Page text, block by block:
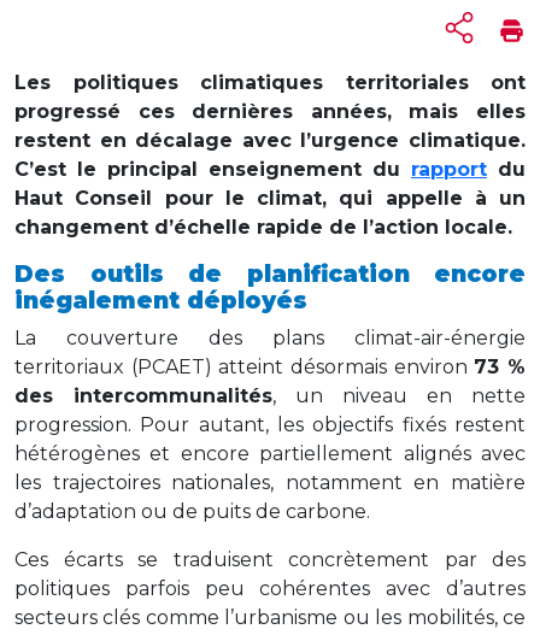
Les politiques climatiques territoriales ont
progressé ces dernières années, mais elles
restent en décalage avec l’urgence climatique.
C’est le principal enseignement du rapport du
Haut Conseil pour le climat, qui appelle à un
changement d’échelle rapide de l’action locale.
Des outils de planification encore
inégalement déployés
La couverture des plans climat-air-énergie
territoriaux (PCAET) atteint désormais environ 73 %
des intercommunalités, un niveau en nette
progression. Pour autant, les objectifs fixés restent
hétérogènes et encore partiellement alignés avec
les trajectoires nationales, notamment en matière
d’adaptation ou de puits de carbone.
Ces écarts se traduisent concrètement par des
politiques parfois peu cohérentes avec d’autres
secteurs clés comme l’urbanisme ou les mobilités, ce